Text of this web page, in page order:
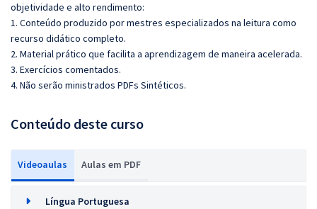
objetividade e alto rendimento:
1. Conteúdo produzido por mestres especializados na leitura como
recurso didático completo.
2. Material prático que facilita a aprendizagem de maneira acelerada.
3. Exercícios comentados.
4. Não serão ministrados PDFs Sintéticos.
Conteúdo deste curso
Videoaulas Aulas em PDF
Língua Portuguesa